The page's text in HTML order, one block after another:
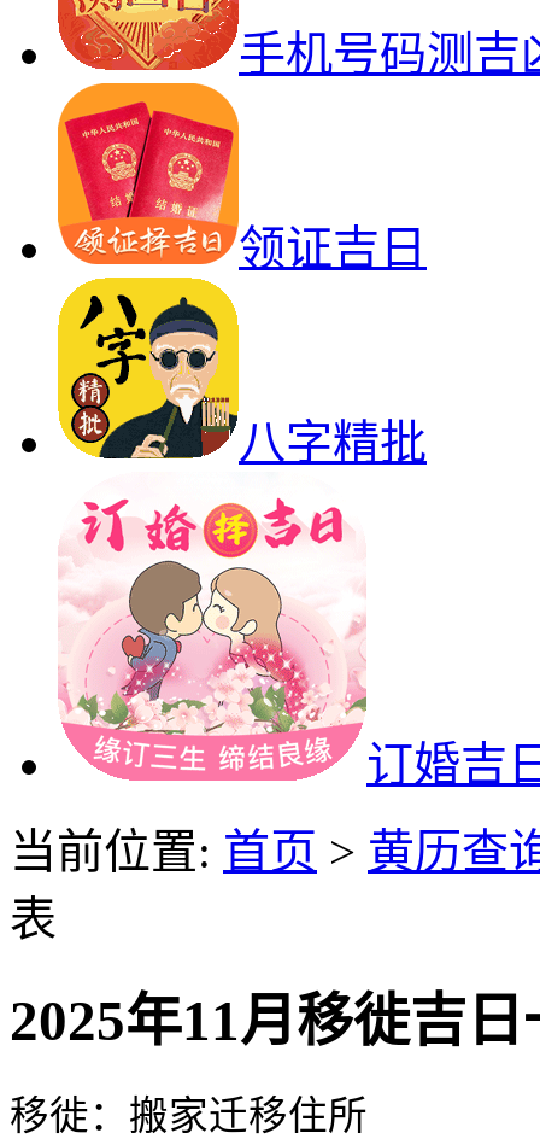
手机号码测吉
领证吉日
八字精批
订婚吉
当前位置: 首页 > 黄历查
表
2025年11月移徙吉
移徙：搬家迁移住所